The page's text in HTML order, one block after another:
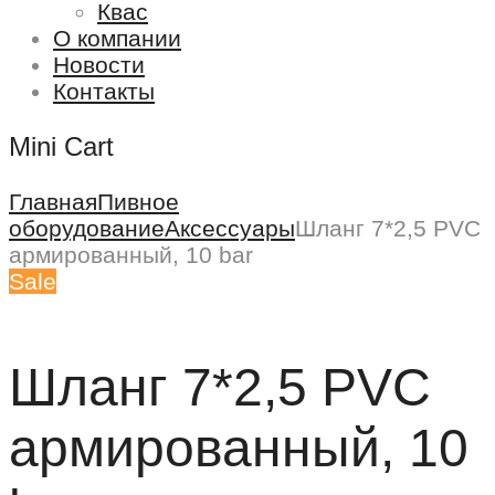
Квас
О компании
Новости
Контакты
Mini Cart
ГлавнаяПивное
оборудованиеАксессуарыШланг 7*2,5 PVC
армированный, 10 bar
Sale
Шланг 7*2,5 PVC
армированный, 10